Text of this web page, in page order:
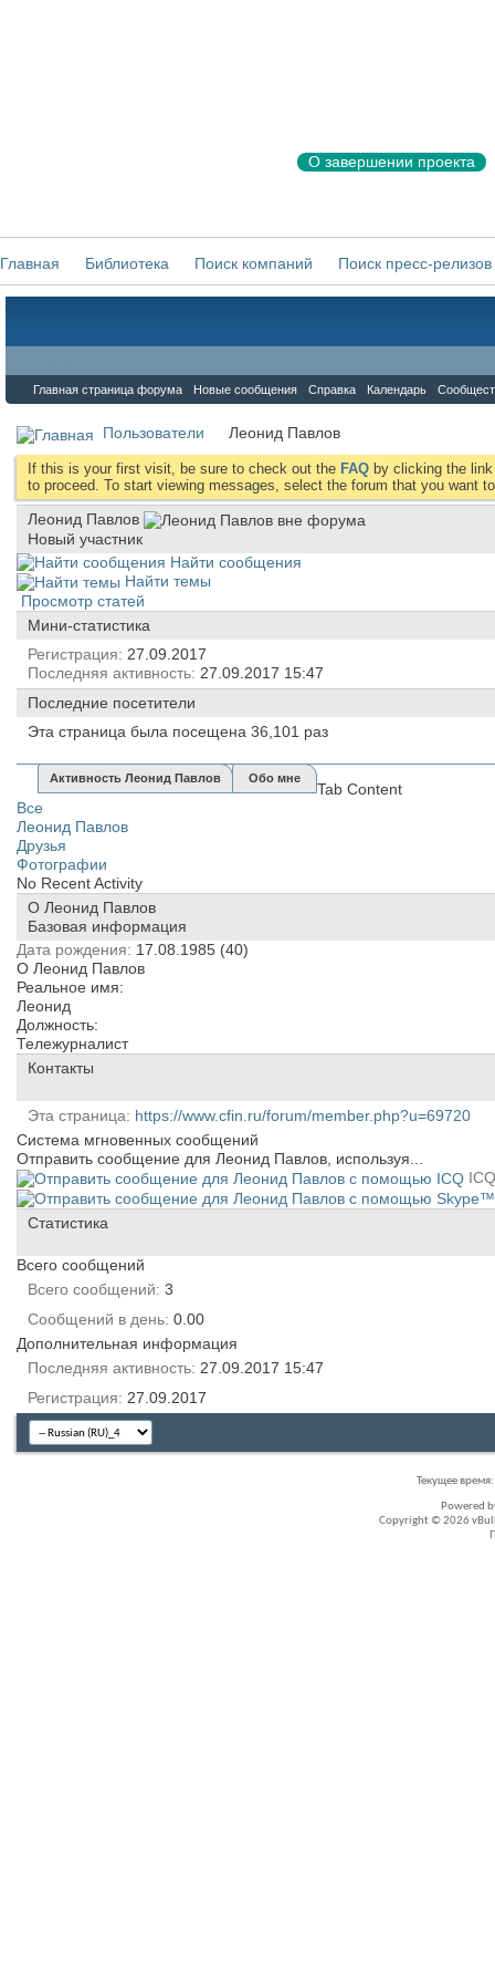
О завершении проекта
Главная Библиотека Поиск компаний Поиск пресс-релизов
Главная страница форума Новые сообщения Справка Календарь
Пользователи Леонид Павлов
If this is your first visit, be sure to check out the FAQ by clicking the
to proceed. To start viewing messages, select the forum that you want
Леонид Павлов
Новый участник
Найти сообщения
Найти темы
Просмотр статей
Мини-статистика
Регистрация
27.09.2017
Последняя активность 27.09.2017 15:47
Последние посетители
Эта страница была посещена 36,101 раз
Активность Леонид Павлов Обо мне
Tab Content
Все
Леонид Павлов
Друзья
Фотографии
No Recent Activity
О Леонид Павлов
Базовая информация
Дата рождения
17.08.1985 (40)
О Леонид Павлов
Реальное имя:
Леонид
Должность:
Тележурналист
Контакты
Эта страница
https://www.cfin.ru/forum/member.php?u=69720
Система мгновенных сообщений
Отправить сообщение для Леонид Павлов, используя...
ICQ
Статистика
Всего сообщений
Всего сообщений 3
Сообщений в день 0.00
Дополнительная информация
Последняя активность 27.09.2017 15:47
Регистрация
27.09.2017
Текущее время:
Powered
Copyright © 2026